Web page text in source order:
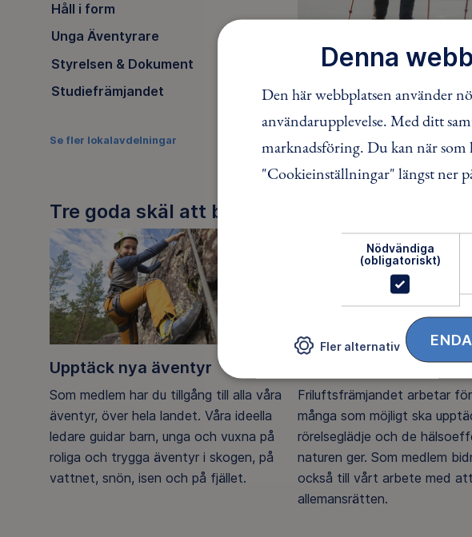
Håll i form
Unga Äventyrare
Styrelsen & Dokument
Studiefrämjandet
Se fler lokalavdelningar FACEBOOK
Tre goda skäl att bli medlem
Upptäck nya äventyr
Som medlem har du tillgång till alla våra
äventyr, över hela landet. Våra ideella
ledare guidar barn, unga och vuxna på
roliga och trygga äventyr i skogen, på
vattnet, snön, isen och på fjället.
Ett friluftsliv för alla
Friluftsfrämjandet arbetar
många som möjligt ska
rörelseglädje och de
naturen ger. Som medlem
också till vårt arbete med
allemansrätten.
Denna
Den här webbplatsen använder
användarupplevelse. Med ditt
marknadsföring. Du kan när
"Cookieinställningar" längst ner
Nödvändiga
(obligatoriskt)
Fler alternativ